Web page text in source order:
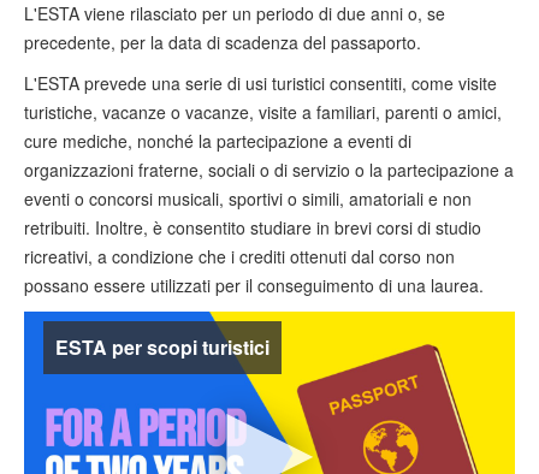
Verificare ESTA
ESTA info
Contatto
L'ESTA viene rilasciato per un periodo di due anni o, se
precedente, per la data di scadenza del passaporto.
L'ESTA prevede una serie di usi turistici consentiti, come visite
turistiche, vacanze o vacanze, visite a familiari, parenti o amici,
cure mediche, nonché la partecipazione a eventi di
organizzazioni fraterne, sociali o di servizio o la partecipazione a
eventi o concorsi musicali, sportivi o simili, amatoriali e non
retribuiti. Inoltre, è consentito studiare in brevi corsi di studio
ricreativi, a condizione che i crediti ottenuti dal corso non
possano essere utilizzati per il conseguimento di una laurea.
ESTA per scopi turistici